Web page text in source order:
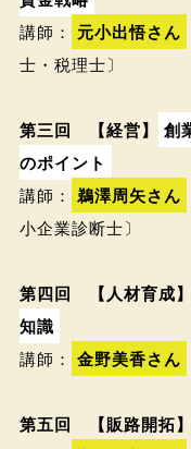
講師： 元小出悟さん
士・税理士〕
第三回 【経営】
創
のポイント
講師： 鵜澤周矢さん
小企業診断士〕
第四回 【人材育成】
知識
講師： 金野美香さん
第五回 【販路開拓】